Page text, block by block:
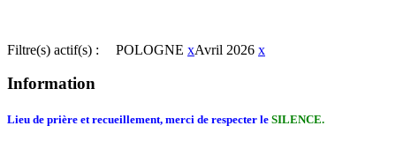
Filtre(s) actif(s) : POLOGNE xAvril 2026 x
Information
Lieu de prière et recueillement, merci de respecter le SILENCE.